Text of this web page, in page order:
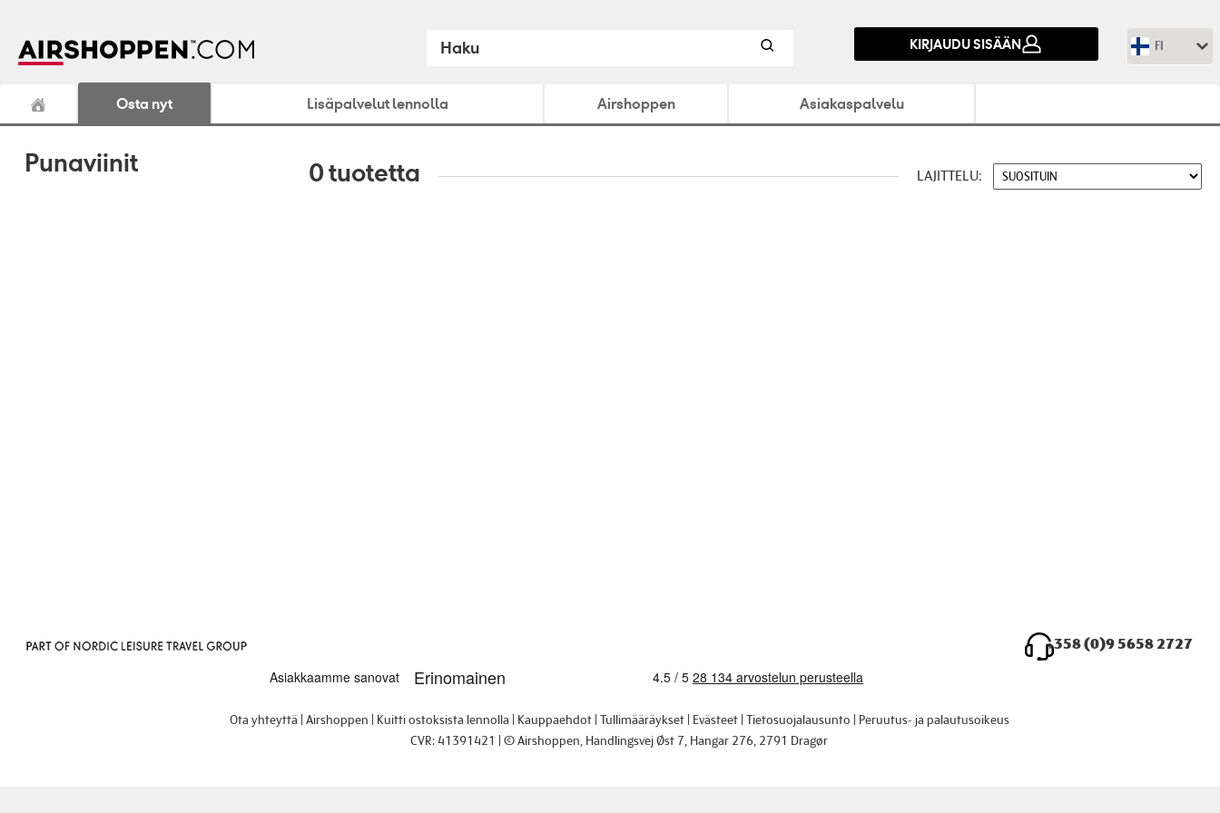
KIRJAUDU SISÄÄN FI
Osta nyt Lisäpalvelut lennolla Airshoppen Asiakaspalvelu
Punaviinit 0tuotetta LAJITTELU:
+358 (0)9 5658 2727
Ota yhteyttä Airshoppen Kuitti ostoksista lennolla Kauppaehdot Tullimääräykset Evästeet Tietosuojalausunto
Peruutus- ja palautusoikeus
CVR: 41391421
© Airshoppen , Handlingsvej Øst 7, Hangar 276, 2791 Dragør